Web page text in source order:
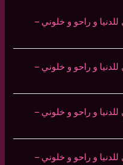
للدنيا و راحو و خلوني –
للدنيا و راحو و خلوني –
للدنيا و راحو و خلوني –
للدنيا و راحو و خلوني –